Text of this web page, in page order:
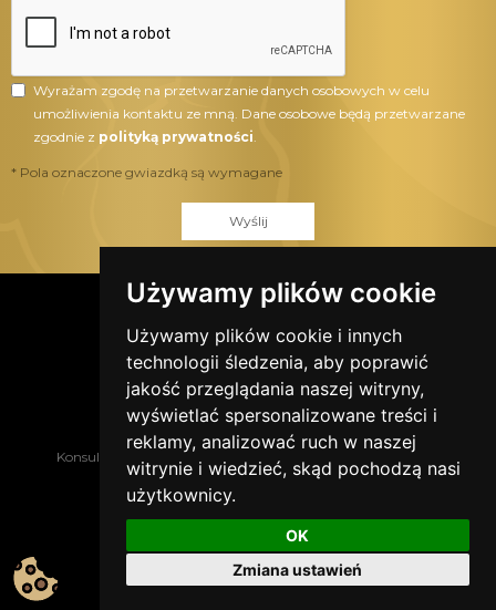
Używamy plików cookie
Używamy plików cookie i innych
technologii śledzenia, aby poprawić
jakość przeglądania naszej witryny,
wyświetlać spersonalizowane treści i
reklamy, analizować ruch w naszej
witrynie i wiedzieć, skąd pochodzą nasi
użytkownicy.
OK
Zmiana ustawień
Wyrażam zgodę na przetwarzanie danych osobowych w celu
umożliwienia kontaktu ze mną. Dane osobowe będą przetwarzane
zgodnie z polityką prywatności.
* Pola oznaczone gwiazdką są wymagane
Wyślij
Znajdź nas w social media
Konsultacja Proces Zespół
Zasady współpracy
Strefa wiedzy
Kontakt
Orzekanie o nieważności małżeństwa - etapy
2019 © Salomon Adwokaci Kościelni